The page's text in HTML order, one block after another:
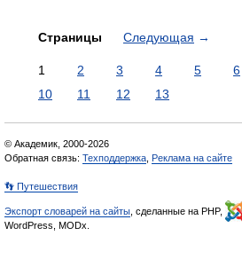
Страницы Следующая →
1 2 3 4 5 6
10
11 12 13
© Академик, 2000-2026
Обратная связь: Техподдержка Реклама на сайте
👣 Путешествия
Экспорт словарей на сайты , сделанные на PHP,
WordPress, MODx.